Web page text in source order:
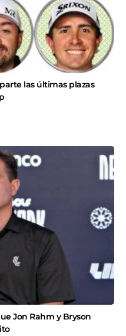
las últimas plazas
Jon Rahm y Bryson